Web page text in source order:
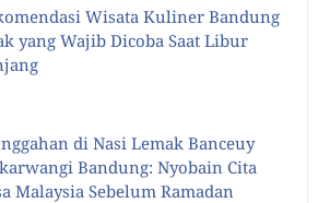
Wisata Kuliner Bandung
yang Wajib Dicoba Saat Libur
di Nasi Lemak Banceuy
Bandung: Nyobain Cita
Malaysia Sebelum Ramadan